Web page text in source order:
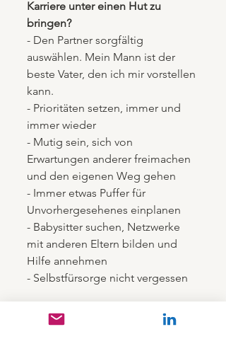
Karriere unter einen Hut zu
bringen?
- Den Partner sorgfältig
auswählen. Mein Mann ist der
beste Vater, den ich mir vorstellen
kann.
- Prioritäten setzen, immer und
immer wieder
- Mutig sein, sich von
Erwartungen anderer freimachen
und den eigenen Weg gehen
- Immer etwas Puffer für
Unvorhergesehenes einplanen
- Babysitter suchen, Netzwerke
mit anderen Eltern bilden und
Hilfe annehmen
- Selbstfürsorge nicht vergessen